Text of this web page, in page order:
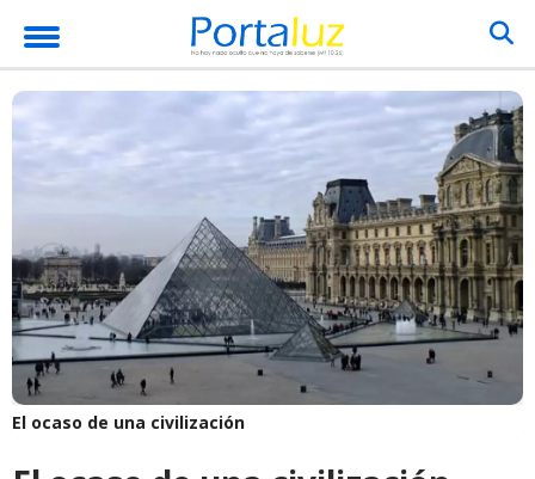
El ocaso de una civilización